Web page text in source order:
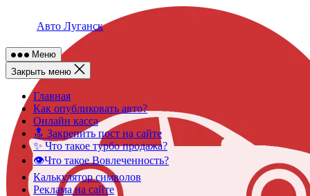
Авто Луганск
Меню
Закрыть меню
Главная
Как опубликовать авто?
Онлайн касса
🔝 Закрепить пост на сайте
✨ Что такое турбо продажа?
👁️Что такое Вовлеченность?
Калькулятор символов
Реклама на сайте